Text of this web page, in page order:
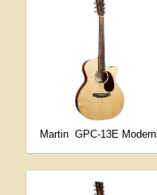
Martin GPC-13E Modern